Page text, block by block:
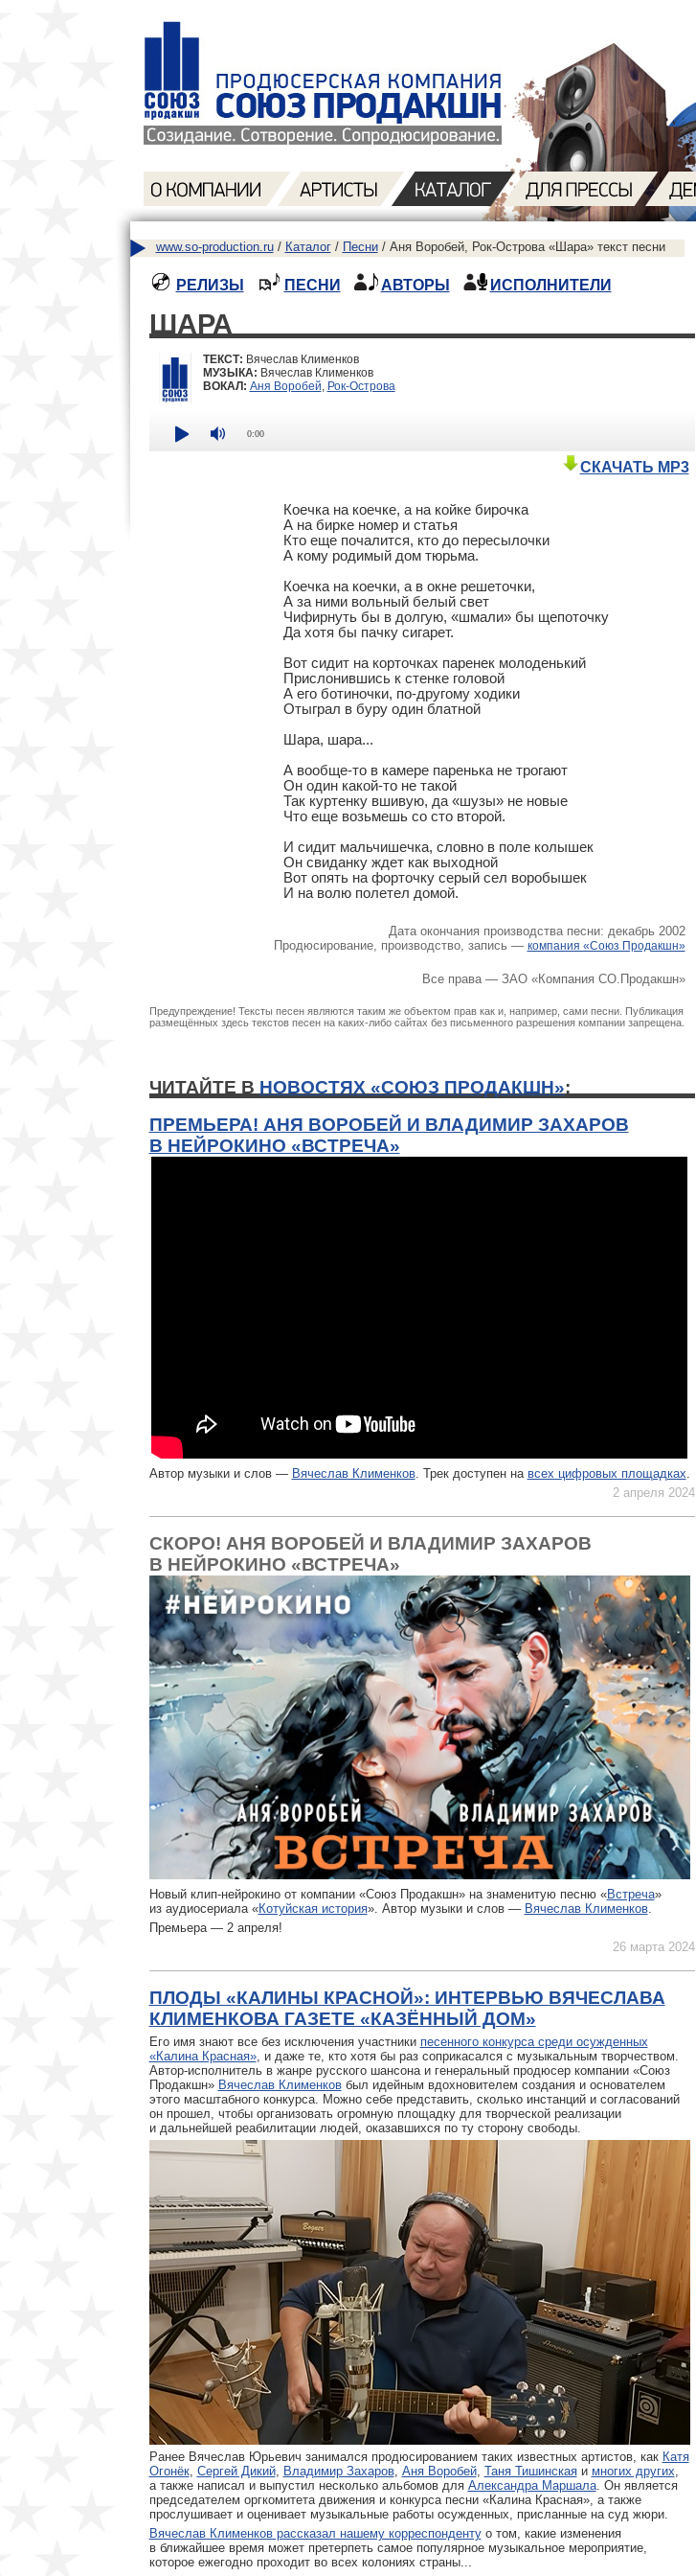
www.so-production.ru/ Каталог/ Песни/ Аня Воробей, Рок-Острова «Шара» текст песни
РЕЛИЗЫ ПЕСНИ АВТОРЫ ИСПОЛНИТЕЛИ
ШАРА
ТЕКСТ: Вячеслав Клименков
МУЗЫКА: Вячеслав Клименков
ВОКАЛ: Аня Воробей Рок-Острова
0:00
СКАЧАТЬ MP3
Коечка на коечке, а на койке бирочка
А на бирке номер и статья
Кто еще почалится, кто до пересылочки
А кому родимый дом тюрьма.
Коечка на коечки, а в окне решеточки,
А за ними вольный белый свет
Чифирнуть бы в долгую, «шмали» бы щепоточку
Да хотя бы пачку сигарет.
Вот сидит на корточках паренек молоденький
Прислонившись к стенке головой
А его ботиночки, по-другому ходики
Отыграл в буру один блатной
Шара, шара...
А вообще-то в камере паренька не трогают
Он один какой-то не такой
Так куртенку вшивую, да «шузы» не новые
Что еще возьмешь со сто второй.
И сидит мальчишечка, словно в поле колышек
Он свиданку ждет как выходной
Вот опять на форточку серый сел воробышек
И на волю полетел домой.
Дата окончания производства песни: декабрь 2002
Продюсирование, производство, запись — компания «Союз Продакшн»
Все права — ЗАО «Компания СО.Продакшн»
Предупреждение! Тексты песен являются таким же объектом прав как и, например, сами песни. Публикация
размещённых здесь текстов песен на каких-либо сайтах без письменного разрешения компании запрещена.
ЧИТАЙТЕ В НОВОСТЯХ «СОЮЗ ПРОДАКШН»:
ПРЕМЬЕРА! АНЯ ВОРОБЕЙ И ВЛАДИМИР ЗАХАРОВ
В НЕЙРОКИНО «ВСТРЕЧА»
Автор музыки и слов — Вячеслав Клименков. Трек доступен на всех цифровых площадках
2 апреля 2024
СКОРО! АНЯ ВОРОБЕЙ И ВЛАДИМИР ЗАХАРОВ
В НЕЙРОКИНО «ВСТРЕЧА»
Новый клип-нейрокино от компании «Союз Продакшн» на знаменитую песню «Встреча»
из аудиосериала «Котуйская история». Автор музыки и слов — Вячеслав Клименков.
Премьера — 2 апреля!
26 марта 2024
ПЛОДЫ «КАЛИНЫ КРАСНОЙ»: ИНТЕРВЬЮ ВЯЧЕСЛАВА
КЛИМЕНКОВА ГАЗЕТЕ «КАЗЁННЫЙ ДОМ»
Его имя знают все без исключения участники песенного конкурса среди осужденных
«Калина Красная», и даже те, кто хотя бы раз соприкасался с музыкальным творчеством.
Автор-исполнитель в жанре русского шансона и генеральный продюсер компании «Союз
Продакшн» Вячеслав Клименковбыл идейным вдохновителем создания и основателем
этого масштабного конкурса. Можно себе представить, сколько инстанций и согласований
он прошел, чтобы организовать огромную площадку для творческой реализации
и дальнейшей реабилитации людей, оказавшихся по ту сторону свободы.
Ранее Вячеслав Юрьевич занимался продюсированием таких известных артистов, как Катя
Огонёк, Сергей Дикий, Владимир Захаров, Аня Воробей, Таня Тишинскаяи многих других
а также написал и выпустил несколько альбомов для Александра Маршала. Он является
председателем оргкомитета движения и конкурса песни «Калина Красная», а также
прослушивает и оценивает музыкальные работы осужденных, присланные на суд жюри.
Вячеслав Клименков рассказал нашему корреспондентуо том, какие изменения
в ближайшее время может претерпеть самое популярное музыкальное мероприятие,
которое ежегодно проходит во всех колониях страны...